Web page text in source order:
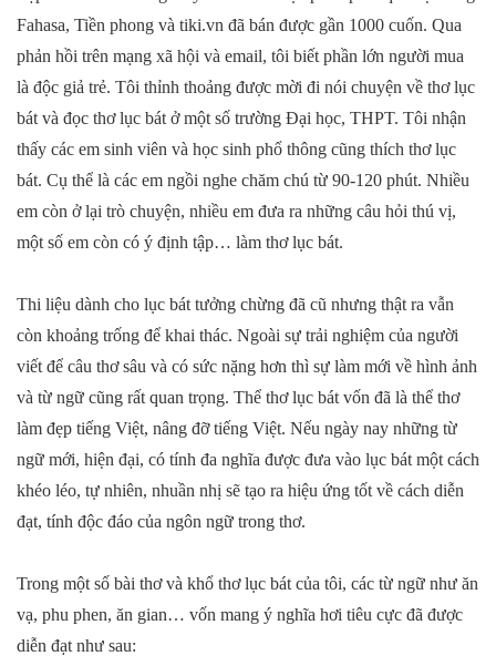
Fahasa, Tiền phong và tiki.vn đã bán được gần 1000 cuốn. Qua
phản hồi trên mạng xã hội và email, tôi biết phần lớn người mua
là độc giả trẻ. Tôi thỉnh thoảng được mời đi nói chuyện về thơ lục
bát và đọc thơ lục bát ở một số trường Đại học, THPT. Tôi nhận
thấy các em sinh viên và học sinh phổ thông cũng thích thơ lục
bát. Cụ thể là các em ngồi nghe chăm chú từ 90-120 phút. Nhiều
em còn ở lại trò chuyện, nhiều em đưa ra những câu hỏi thú vị,
một số em còn có ý định tập… làm thơ lục bát.
Thi liệu dành cho lục bát tưởng chừng đã cũ nhưng thật ra vẫn
còn khoảng trống để khai thác. Ngoài sự trải nghiệm của người
viết để câu thơ sâu và có sức nặng hơn thì sự làm mới về hình ảnh
và từ ngữ cũng rất quan trọng. Thể thơ lục bát vốn đã là thể thơ
làm đẹp tiếng Việt, nâng đỡ tiếng Việt. Nếu ngày nay những từ
ngữ mới, hiện đại, có tính đa nghĩa được đưa vào lục bát một cách
khéo léo, tự nhiên, nhuần nhị sẽ tạo ra hiệu ứng tốt về cách diễn
đạt, tính độc đáo của ngôn ngữ trong thơ.
Trong một số bài thơ và khổ thơ lục bát của tôi, các từ ngữ như ăn
vạ, phu phen, ăn gian… vốn mang ý nghĩa hơi tiêu cực đã được
diễn đạt như sau: